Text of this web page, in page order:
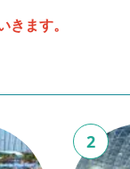
ます。
2